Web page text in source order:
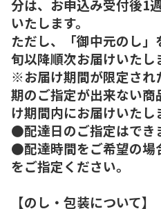
分は、お申込み受付後1
いたします。
ただし、「御中元のし
旬以降順次お届けいたし
※お届け期間が限定され
期のご指定が出来ない
け期間内にお届けいたし
●配達日のご指定はでき
●配達時間をご希望の場
をご指定ください。
【のし・包装について】